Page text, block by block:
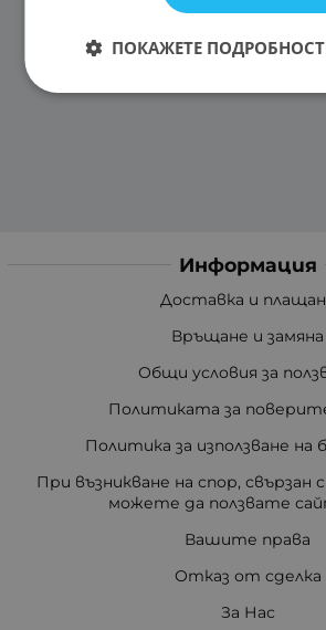
Информация
Доставка и
Връщане и замяна
Общи условия за
Политиката за
Политика за използване на
При възникване на спор, свързан
можете да ползвате
Вашите права
Отказ от сделка
За Нас
ПОКАЖЕТЕ